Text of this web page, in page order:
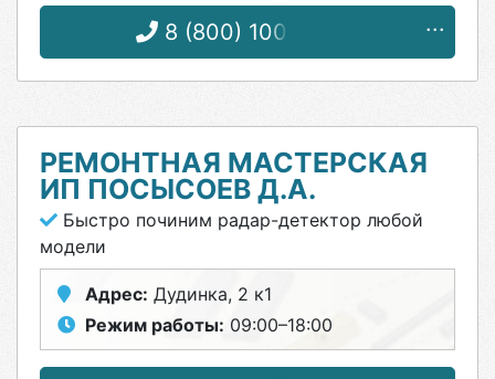
8 (800) 100-56-75
РЕМОНТНАЯ МАСТЕРСКАЯ
ИП ПОСЫСОЕВ Д.А.
Быстро починим радар-детектор любой
модели
Адрес: Дудинка, 2 к1
Режим работы: 09:00–18:00